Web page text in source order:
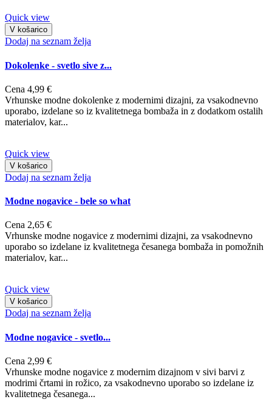
Quick view
V košarico
Dodaj na seznam želja
Dokolenke - svetlo sive z...
Cena 4,99 €
Vrhunske modne dokolenke z modernimi dizajni, za vsakodnevno
uporabo, izdelane so iz kvalitetnega bombaža in z dodatkom ostalih
materialov, kar...
Quick view
V košarico
Dodaj na seznam želja
Modne nogavice - bele so what
Cena 2,65 €
Vrhunske modne nogavice z modernimi dizajni, za vsakodnevno
uporabo so izdelane iz kvalitetnega česanega bombaža in pomožnih
materialov, kar...
Quick view
V košarico
Dodaj na seznam želja
Modne nogavice - svetlo...
Cena 2,99 €
Vrhunske modne nogavice z modernim dizajnom v sivi barvi z
modrimi črtami in rožico, za vsakodnevno uporabo so izdelane iz
kvalitetnega česanega...